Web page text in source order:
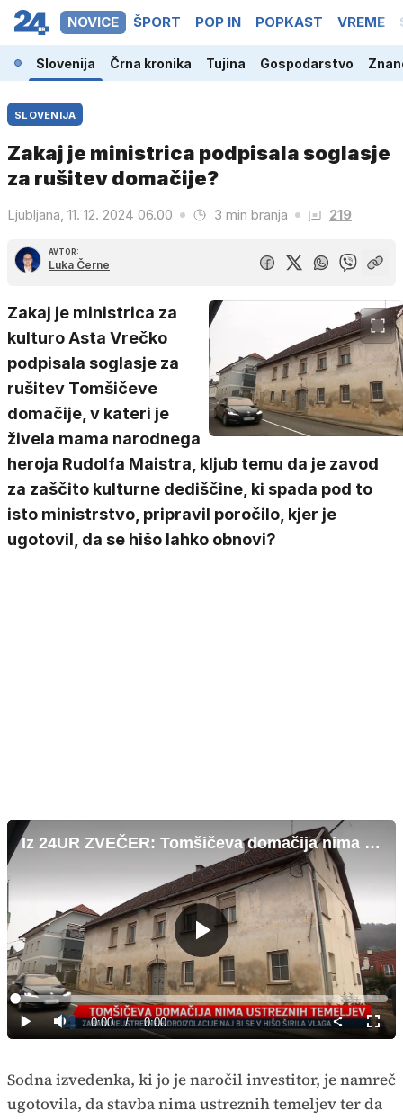
NOVICE ŠPORT POP IN POPKAST VREME
Slovenija Črna kronika Tujina Gospodarstvo
SLOVENIJA
Zakaj je ministrica podpisala soglasje
za rušitev domačije?
Ljubljana, 11. 12. 2024 06.00 3 min branja 219
AVTOR:
Luka Černe
Zakaj je ministrica za
kulturo Asta Vrečko
podpisala soglasje za
rušitev Tomšičeve
domačije, v kateri je
živela mama narodnega
heroja Rudolfa Maistra, kljub temu da je zavod
za zaščito kulturne dediščine, ki spada pod to
isto ministrstvo, pripravil poročilo, kjer je
ugotovil, da se hišo lahko obnovi?
Iz 24UR ZVEČER: Tomšičeva domačija nima ustreznih temeljev
Predvajaj
Predvajaj
Tiho Current
0:00 / Duration
0:00
Loaded:
0%
način
Sodna izvedenka, ki jo je naročil investitor, je namreč
ugotovila, da stavba nima ustreznih temeljev ter da